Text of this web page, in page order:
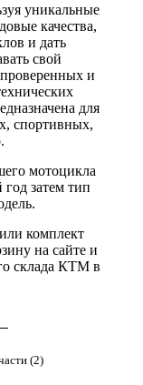
уникальные
качества,
и дать
свой
и
для
спортивных,
мотоцикла
затем тип
комплект
на сайте и
склада КТМ в
(2)